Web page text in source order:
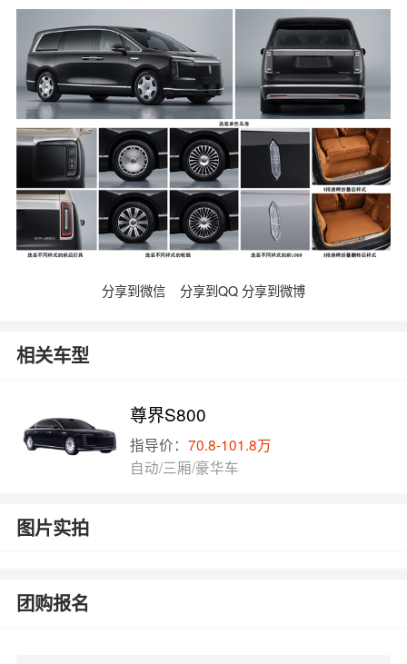
分享到微信 分享到QQ 分享到微博
相关车型
尊界S800
指导价：70.8-101.8万
自动/三厢/豪华车
图片实拍
团购报名